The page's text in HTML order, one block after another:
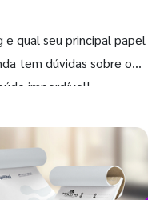
qual seu principal papel
tem dúvidas sobre o
imperdível!